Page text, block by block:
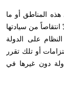
هذه المناطق أو ما
من سيادتها
على الدولة
أو تلك تقرر
دون غيرها في